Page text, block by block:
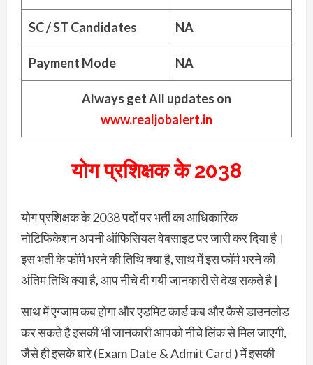
SC / ST Candidates NA
Payment Mode NA
Always get All updates on
www.realjobalert.in
योग प्रशिक्षक के 2038
योग प्रशिक्षक के 2038 पदों पर भर्ती का आधिकारिक
नोटिफिकेशन अपनी ऑफिसियल वेबसाइट पर जारी कर दिया है।
इस भर्ती के फॉर्म भरने की तिथि क्या है, साथ में इस फॉर्म भरने की
अंतिम तिथि क्या है, आप नीचे दी गयी जानकारी से देख सकते है |
साथ में एग्जाम कब होगा और एडमिट कार्ड कब और कैसे डाउनलोड
कर सकते है इसकी भी जानकारी आपको नीचे लिंक से मिल जाएगी,
जैसे ही इसके बारे (Exam Date & Admit Card ) में इसकी